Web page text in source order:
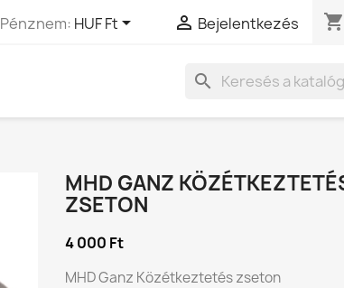
Pénznem: HUF Ft  Bejelentkezés shopping_cart
search
MHD GANZ
ZSETON
4 000 Ft
MHD Ganz Közétkeztetés zseton